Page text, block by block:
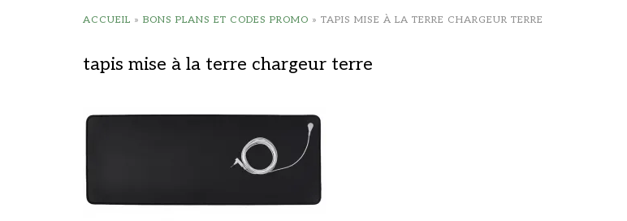
ACCUEIL » BONS PLANS ET CODES PROMO » TAPIS MISE À LA TERRE CHARGEUR TERRE
tapis mise à la terre chargeur terre